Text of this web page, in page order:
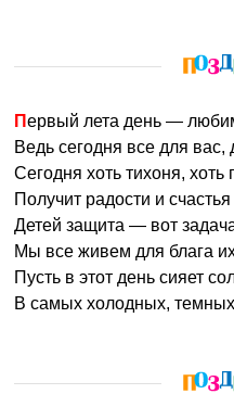
Первый лета день —
Ведь сегодня все для вас,
Сегодня хоть тихоня, хоть
Получит радости и
Детей защита — вот
Мы все живем для блага
Пусть в этот день сияет
В самых холодных,